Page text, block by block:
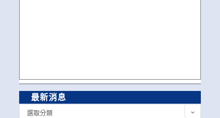
最新消息
選取分類